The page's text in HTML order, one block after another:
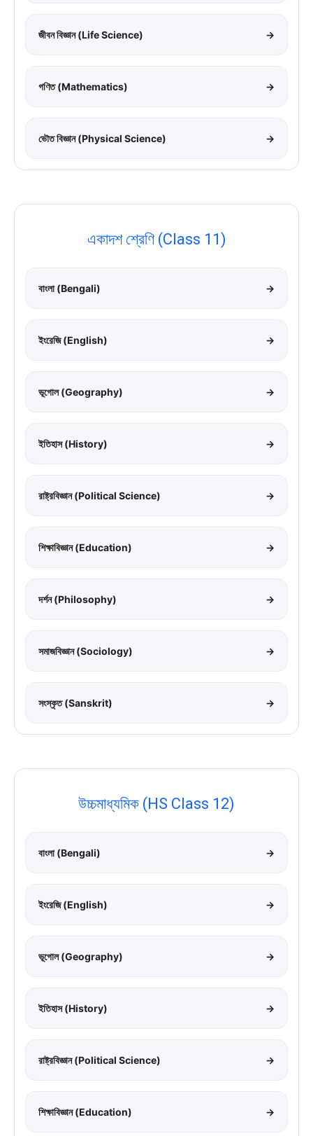
জীবন বিজ্ঞান (Life Science) →
গণিত (Mathematics) →
ভৌত বিজ্ঞান (Physical Science) →
একাদশ শ্রেণি (Class 11)
বাংলা (Bengali) →
ইংরেজি (English) →
ভূগোল (Geography) →
ইতিহাস (History) →
রাষ্ট্রবিজ্ঞান (Political Science) →
শিক্ষাবিজ্ঞান (Education) →
দর্শন (Philosophy) →
সমাজবিজ্ঞান (Sociology) →
সংস্কৃত (Sanskrit) →
উচ্চমাধ্যমিক (HS Class 12)
বাংলা (Bengali) →
ইংরেজি (English) →
ভূগোল (Geography) →
ইতিহাস (History) →
রাষ্ট্রবিজ্ঞান (Political Science) →
শিক্ষাবিজ্ঞান (Education) →